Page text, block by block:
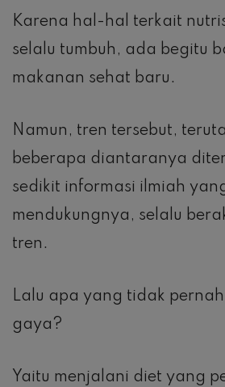
Karena hal-hal terkait
selalu tumbuh, ada begitu
makanan sehat baru.
Namun, tren tersebut,
beberapa diantaranya
sedikit informasi ilmiah
mendukungnya, selalu
tren.
Lalu apa yang tidak
gaya?
Yaitu menjalani diet yang